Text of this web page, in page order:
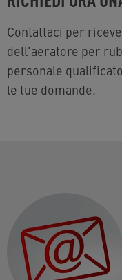
Contattaci per
dell'aeratore per
personale
le tue domande.